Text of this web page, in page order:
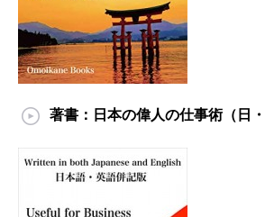
著書：日本の偉人の仕事術（日・